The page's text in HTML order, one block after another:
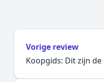
Vorige review
Koopgids: Dit zijn